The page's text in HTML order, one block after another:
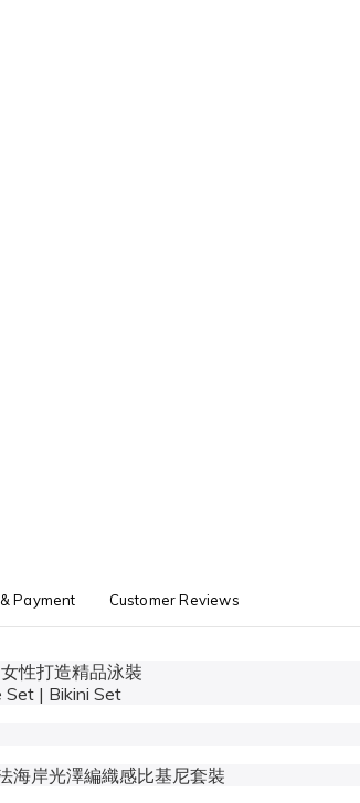
Payment Customer Reviews
性打造精品泳裝
Set | Bikini Set
海岸光澤編織感比基尼套裝